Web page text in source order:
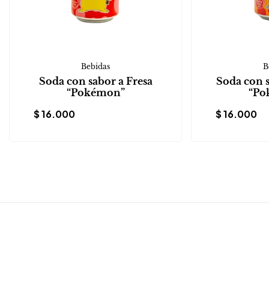
Bebidas
Soda con sabor a Fresa
“Pokémon”
$16.000
Soda con
$16.000